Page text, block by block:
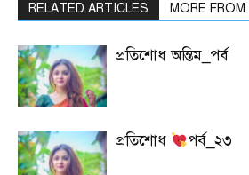
RELATED ARTICLES MORE
প্রতিশোধ অন্তিম_পর্ব
প্রতিশোধ পর্ব_২৩